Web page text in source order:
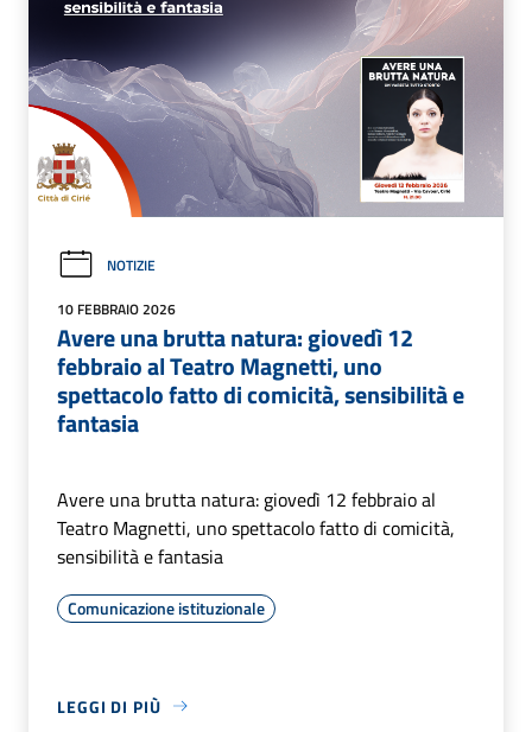
NOTIZIE
10 FEBBRAIO 2026
Avere una brutta natura: giovedì 12
febbraio al Teatro Magnetti, uno
spettacolo fatto di comicità, sensibilità e
fantasia
Avere una brutta natura: giovedì 12 febbraio al
Teatro Magnetti, uno spettacolo fatto di comicità,
sensibilità e fantasia
Comunicazione istituzionale
LEGGI DI PIÙ